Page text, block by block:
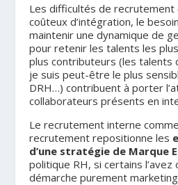
Les difficultés de recrutement
coûteux d’intégration, le
maintenir une dynamique de
pour retenir les talents les
plus contributeurs (les talents
je suis peut-être le plus
DRH…) contribuent à porter
collaborateurs présents en
Le recrutement interne
recrutement repositionne les
d’une stratégie de Marque
politique RH, si certains l’avez
démarche purement